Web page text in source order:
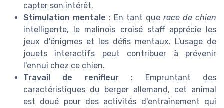
capter son intérêt.
Stimulation mentale : En tant que race de chien
intelligente, le malinois croisé staff apprécie les
jeux d'énigmes et les défis mentaux. L'usage de
jouets interactifs peut contribuer à prévenir
l'ennui chez ce chien.
Travail de renifleur: Empruntant des
caractéristiques du berger allemand, cet animal
est doué pour des activités d'entraînement qui